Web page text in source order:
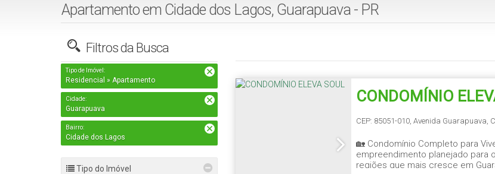
Apartamento em Cidade dos Lagos, Guarapuava - PR
Filtros da Busca
Tipo de Imóvel:
Residencial » Apartamento
Cidade:
Guarapuava
Bairro:
Cidade dos Lagos
Tipo do Imóvel
CONDOMÍNIO
CEP: 85051-010,Avenida Guarapuava,
🏡 Condomínio Completo para
empreendimento planejado para
regiões que mais cresce em